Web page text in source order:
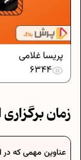
پریسا غلامی
6344
زمان برگزاری
عناوین مهمی که در